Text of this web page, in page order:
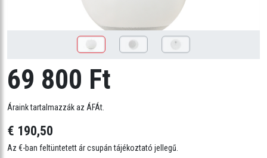
69 800 Ft
Áraink tartalmazzák az ÁFÁt.
€ 190,50
Az €-ban feltüntetett ár csupán tájékoztató jellegű.